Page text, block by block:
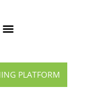
PLATFORM